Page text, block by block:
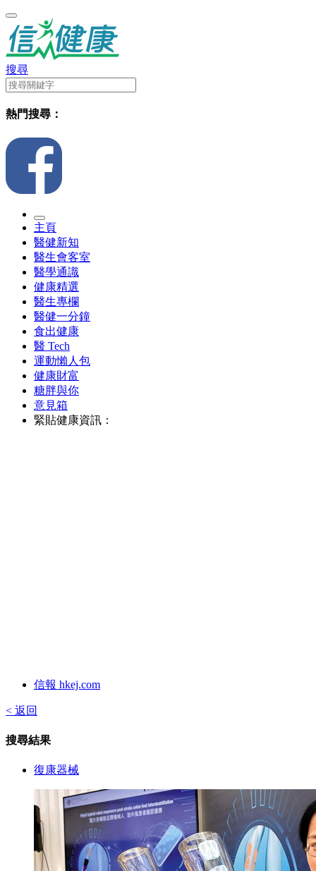
搜尋
熱門搜尋：
主頁
醫健新知
醫生會客室
醫學通識
健康精選
醫生專欄
醫健一分鐘
食出健康
醫 Tech
運動懶人包
健康財富
糖胖與你
意見箱
緊貼健康資訊：
信報 hkej.com
< 返回
搜尋結果
復康器械